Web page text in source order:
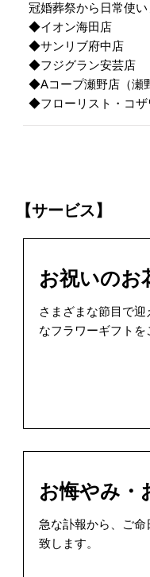
冠婚葬祭から日常使
◆イオン海田店
◆サンリブ府中店
◆フジグラン安芸店
◆Aコープ瀬野店（瀬
◆フローリスト・コザ
【サービス】
お祝いのお
さまざまな節目で
なフラワーギフトを
お悔やみ・
急な訃報から、ご
致します。